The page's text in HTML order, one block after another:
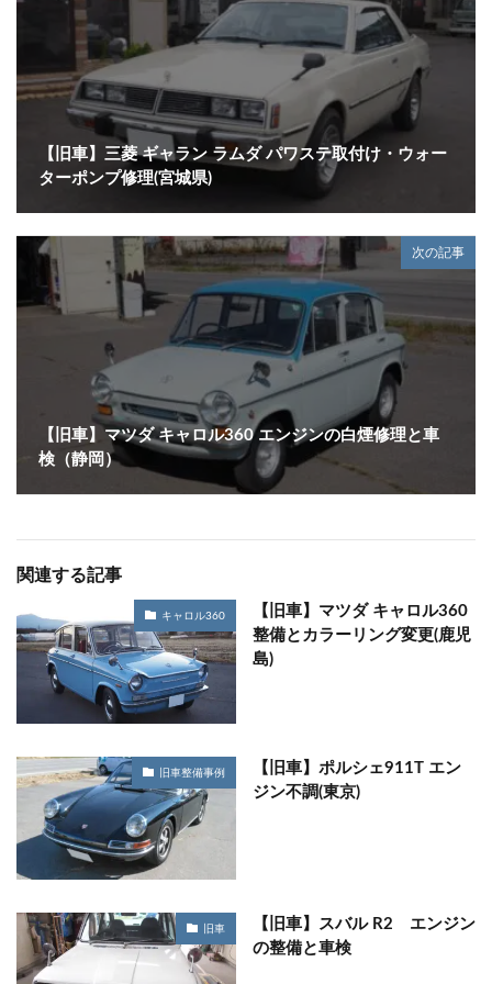
【旧車】三菱 ギャラン ラムダ パワステ取付け・ウォー
ターポンプ修理(宮城県)
次の記事
【旧車】マツダ キャロル360 エンジンの白煙修理と車
検（静岡）
関連する記事
キャロル360
【旧車】マツダ キャロル360
整備とカラーリング変更(鹿児
島)
旧車整備事例
【旧車】ポルシェ911T エン
ジン不調(東京)
旧車
【旧車】スバル R2 エンジン
の整備と車検